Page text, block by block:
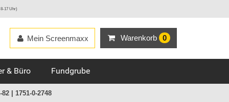
17 Uhr)
Warenkorb 0
Mein Screenmaxx
& Büro Fundgrube
| 1751-0-2748